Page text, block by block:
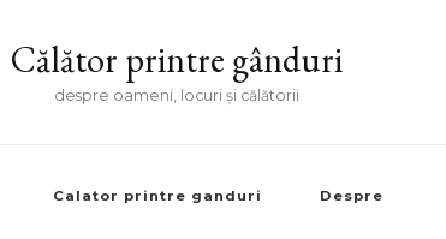
Călător printre gânduri
despre oameni, locuri și călătorii
Calator printre ganduri Despre